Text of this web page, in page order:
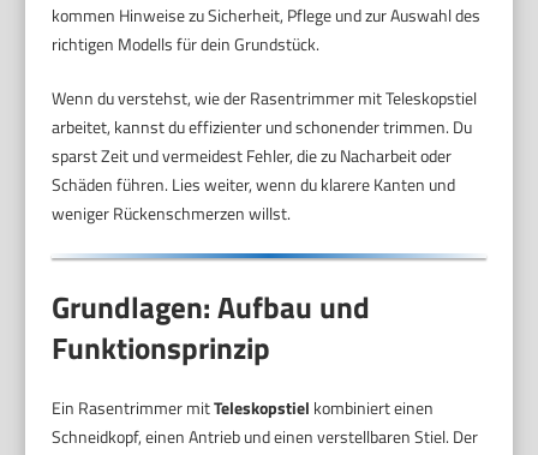
kommen Hinweise zu Sicherheit, Pflege und zur Auswahl des
richtigen Modells für dein Grundstück.
Wenn du verstehst, wie der Rasentrimmer mit Teleskopstiel
arbeitet, kannst du effizienter und schonender trimmen. Du
sparst Zeit und vermeidest Fehler, die zu Nacharbeit oder
Schäden führen. Lies weiter, wenn du klarere Kanten und
weniger Rückenschmerzen willst.
Grundlagen: Aufbau und
Funktionsprinzip
Ein Rasentrimmer mitTeleskopstiel kombiniert einen
Schneidkopf, einen Antrieb und einen verstellbaren Stiel. Der